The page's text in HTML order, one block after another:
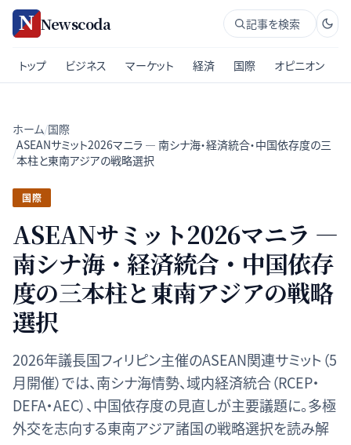
Newscoda 記事を検索
トップ ビジネス マーケット 経済 国際 オピニオン
ホーム/国際
/ASEANサミット2026マニラ — 南シナ海・経済統合・中国依存度の三
本柱と東南アジアの戦略選択
国際
ASEANサミット2026マニラ —
南シナ海・経済統合・中国依存
度の三本柱と東南アジアの戦略
選択
2026年議長国フィリピン主催のASEAN関連サミット（5
月開催）では、南シナ海情勢、域内経済統合（RCEP・
DEFA・AEC）、中国依存度の見直しが主要議題に。多極
外交を志向する東南アジア諸国の戦略選択を読み解